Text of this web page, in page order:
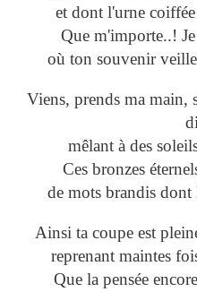
et dont l'urne
Que m'importe..!
où ton souvenir veille
Viens, prends ma main,
mêlant à des
Ces bronzes
de mots brandis
Ainsi ta coupe est
reprenant maintes
Que la pensée